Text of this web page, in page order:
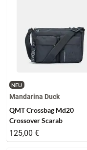
NEU
Mandarina Duck
QMT Crossbag Md20
Crossover Scarab
125,00 €